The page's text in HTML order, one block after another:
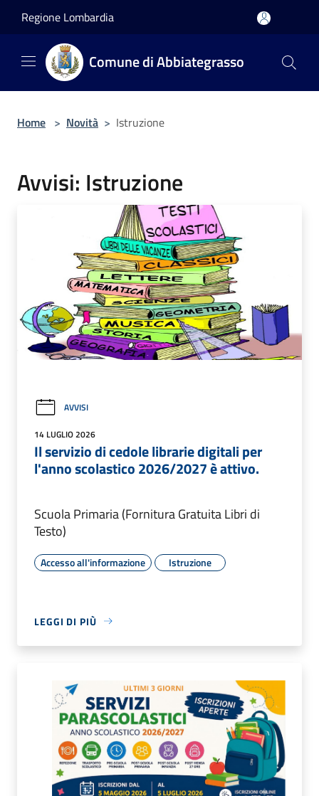
Regione Lombardia
Comune di Abbiategrasso
Home > Novità > Istruzione
Avvisi: Istruzione
AVVISI
14 LUGLIO 2026
Il servizio di cedole librarie digitali per
l'anno scolastico 2026/2027 è attivo.
Scuola Primaria (Fornitura Gratuita Libri di
Testo)
Accesso all'informazione Istruzione
LEGGI DI PIÙ